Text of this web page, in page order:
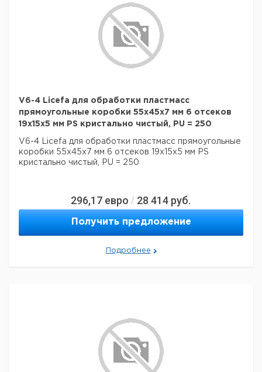
V6-4 Licefa для обработки пластмасс
прямоугольные коробки 55x45x7 мм 6 отсеков
19x15x5 мм PS кристально чистый, PU = 250
V6-4 Licefa для обработки пластмасс прямоугольные
коробки 55x45x7 мм 6 отсеков 19x15x5 мм PS
кристально чистый, PU = 250
296,17 евро / 28 414 руб.
Получить предложение
Подробнее